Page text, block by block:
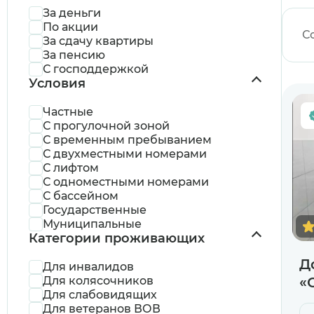
За деньги
По акции
За сдачу квартиры
За пенсию
С господдержкой
Условия
Частные
С прогулочной зоной
С временным пребыванием
С двухместными номерами
С лифтом
С одноместными номерами
С бассейном
Государственные
Муниципальные
Категории проживающих
Для инвалидов
Для колясочников
Для слабовидящих
Для ветеранов ВОВ